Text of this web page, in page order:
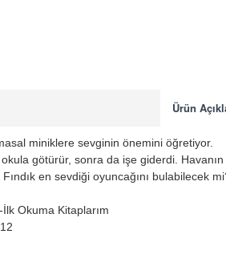
Ürün
miniklere sevginin önemini öğretiyor.
okula götürür, sonra da işe giderdi.
en sevdiği oyuncağını bulabilecek
İlk Okuma Kitaplarım